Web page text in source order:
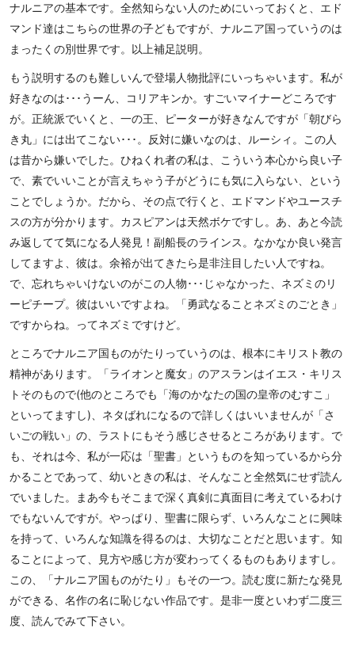
ナルニアの基本です。全然知らない人のためにいっておくと、エド
マンド達はこちらの世界の子どもですが、ナルニア国っていうのは
まったくの別世界です。以上補足説明。
もう説明するのも難しいんで登場人物批評にいっちゃいます。私が
好きなのは･･･うーん、コリアキンか。すごいマイナーどころです
が。正統派でいくと、一の王、ピーターが好きなんですが「朝びら
き丸」には出てこない･･･。反対に嫌いなのは、ルーシィ。この人
は昔から嫌いでした。ひねくれ者の私は、こういう本心から良い子
で、素でいいことが言えちゃう子がどうにも気に入らない、という
ことでしょうか。だから、その点で行くと、エドマンドやユースチ
スの方が分かります。カスピアンは天然ボケですし。あ、あと今読
み返してて気になる人発見！副船長のラインス。なかなか良い発言
してますよ、彼は。余裕が出てきたら是非注目したい人ですね。
で、忘れちゃいけないのがこの人物･･･じゃなかった、ネズミのリ
ーピチープ。彼はいいですよね。「勇武なることネズミのごとき」
ですからね。ってネズミですけど。
ところでナルニア国ものがたりっていうのは、根本にキリスト教の
精神があります。「ライオンと魔女」のアスランはイエス・キリス
トそのもので(他のところでも「海のかなたの国の皇帝のむすこ」
といってますし)、ネタばれになるので詳しくはいいませんが「さ
いごの戦い」の、ラストにもそう感じさせるところがあります。で
も、それは今、私が一応は「聖書」というものを知っているから分
かることであって、幼いときの私は、そんなこと全然気にせず読ん
でいました。まあ今もそこまで深く真剣に真面目に考えているわけ
でもないんですが。やっぱり、聖書に限らず、いろんなことに興味
を持って、いろんな知識を得るのは、大切なことだと思います。知
ることによって、見方や感じ方が変わってくるものもありますし。
この、「ナルニア国ものがたり」もその一つ。読む度に新たな発見
ができる、名作の名に恥じない作品です。是非一度といわず二度三
度、読んでみて下さい。